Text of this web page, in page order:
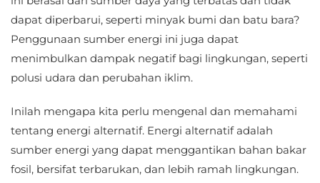
dapat diperbarui, seperti minyak bumi dan batu bara?
Penggunaan sumber energi ini juga dapat
menimbulkan dampak negatif bagi lingkungan, seperti
polusi udara dan perubahan iklim.
Inilah mengapa kita perlu mengenal dan memahami
tentang energi alternatif. Energi alternatif adalah
sumber energi yang dapat menggantikan bahan bakar
fosil, bersifat terbarukan, dan lebih ramah lingkungan.